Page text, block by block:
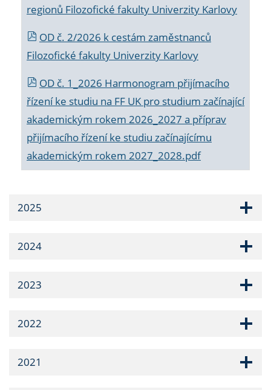
regionů Filozofické fakulty Univerzity Karlovy
OD č. 2/2026 k cestám zaměstnanců
Filozofické fakulty Univerzity Karlovy
OD č. 1_2026 Harmonogram přijímacího
řízení ke studiu na FF UK pro studium začínající
akademickým rokem 2026_2027 a příprav
přijímacího řízení ke studiu začínajícímu
akademickým rokem 2027_2028.pdf
2025
2024
2023
2022
2021